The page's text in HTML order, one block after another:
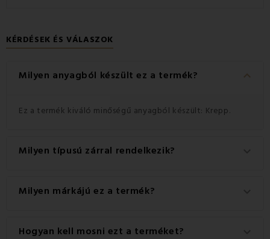
KÉRDÉSEK ÉS VÁLASZOK
Milyen anyagból készült ez a termék? keyboard_arrow_down
Ez a termék kiváló minőségű anyagból készült: Krepp.
Milyen típusú zárral rendelkezik?
Ez a termék praktikus Gombok zárral rendelkezik.
Milyen márkájú ez a termék?
Ez a(z) EMI márka eredeti terméke.
Hogyan kell mosni ezt a terméket?